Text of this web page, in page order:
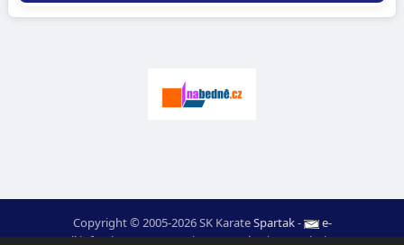
Copyright © 2005-2026 SK KarateSpartak-
e-
mail:moc.ceretarak@ofni|Mapa webu| Login|RSS